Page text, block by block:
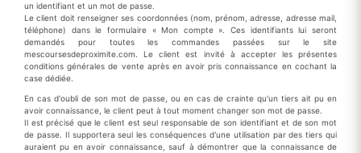
un identifiant et un mot de passe.
Le client doit renseigner ses coordonnées (nom, prénom, adresse, adresse mail,
téléphone) dans le formulaire « Mon compte ». Ces identifiants lui seront
demandés pour toutes les commandes passées sur le site
mescoursesdeproximite.com. Le client est invité à accepter les présentes
conditions générales de vente après en avoir pris connaissance en cochant la
case dédiée.
En cas d'oubli de son mot de passe, ou en cas de crainte qu'un tiers ait pu en
avoir connaissance, le client peut à tout moment changer son mot de passe.
Il est précisé que le client est seul responsable de son identifiant et de son mot
de passe. Il supportera seul les conséquences d'une utilisation par des tiers qui
auraient pu en avoir connaissance, sauf à démontrer que la connaissance de